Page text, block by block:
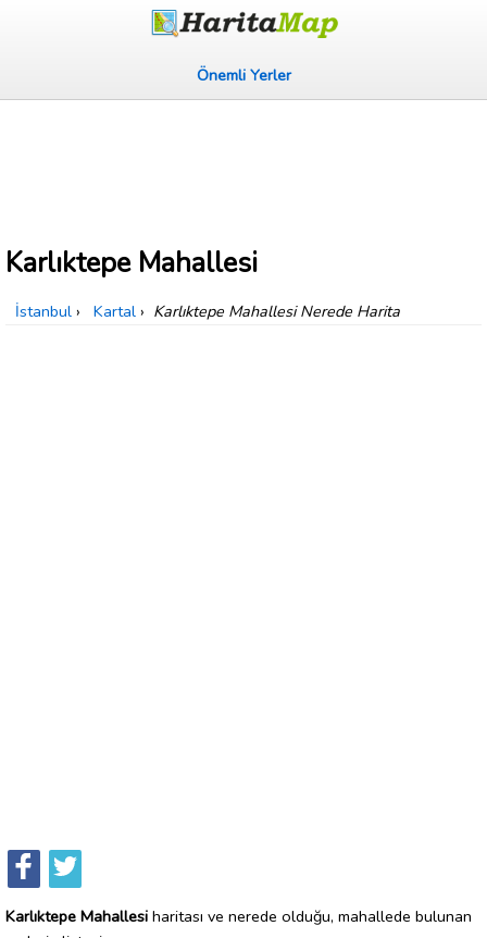
Önemli Yerler
Karlıktepe Mahallesi
İstanbul › Kartal › Karlıktepe Mahallesi Nerede Harita
Karlıktepe Mahallesi haritası ve nerede olduğu, mahallede bulunan